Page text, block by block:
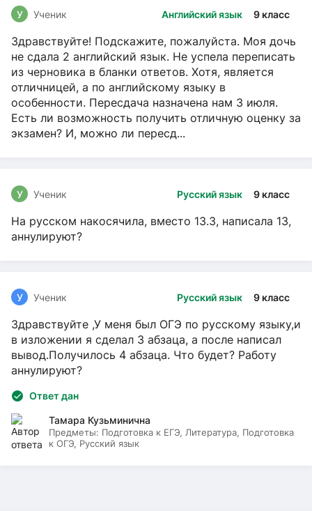
Английский язык 9 класс
У Ученик
Здравствуйте! Подскажите, пожалуйста. Моя дочь
не сдала 2 английский язык. Не успела переписать
из черновика в бланки ответов. Хотя, является
отличницей, а по английскому языку в
особенности. Пересдача назначена нам 3 июля.
Есть ли возможность получить отличную оценку за
экзамен? И, можно ли пересд...
Русский язык 9 класс
У Ученик
На русском накосячила, вместо 13.3, написала 13,
аннулируют?
Русский язык 9 класс
У Ученик
Здравствуйте ,У меня был ОГЭ по русскому языку,и
в изложении я сделал 3 абзаца, а после написал
вывод.Получилось 4 абзаца. Что будет? Работу
аннулируют?
Ответ дан
Тамара Кузьминична
Предметы: Подготовка к ЕГЭ, Литература, Подготовка
к ОГЭ, Русский язык